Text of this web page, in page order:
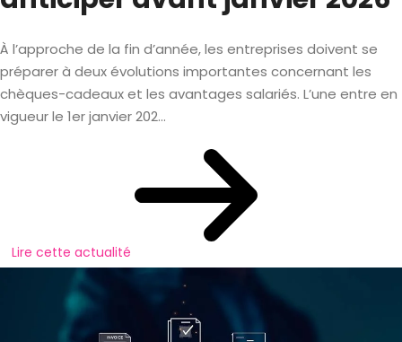
À l’approche de la fin d’année, les entreprises doivent se
préparer à deux évolutions importantes concernant les
chèques-cadeaux et les avantages salariés. L’une entre en
vigueur le 1er janvier 202...
Lire cette actualité